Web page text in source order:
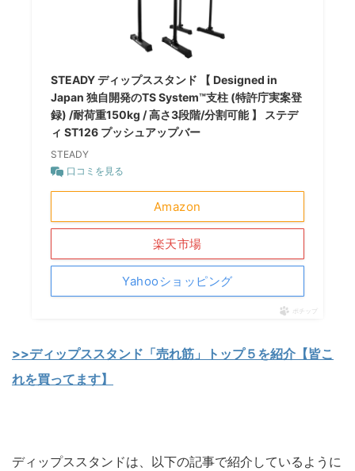
STEADY ディップススタンド 【 Designed in
Japan 独自開発のTS System™支柱 (特許庁実案登
録) /耐荷重150kg / 高さ3段階/分割可能 】 ステデ
ィ ST126 プッシュアップバー
STEADY
口コミを見る
Amazon
楽天市場
Yahooショッピング
ポチップ
>>ディップススタンド「売れ筋」トップ５を紹介【皆こ
れを買ってます】
ディップススタンドは、以下の記事で紹介しているように